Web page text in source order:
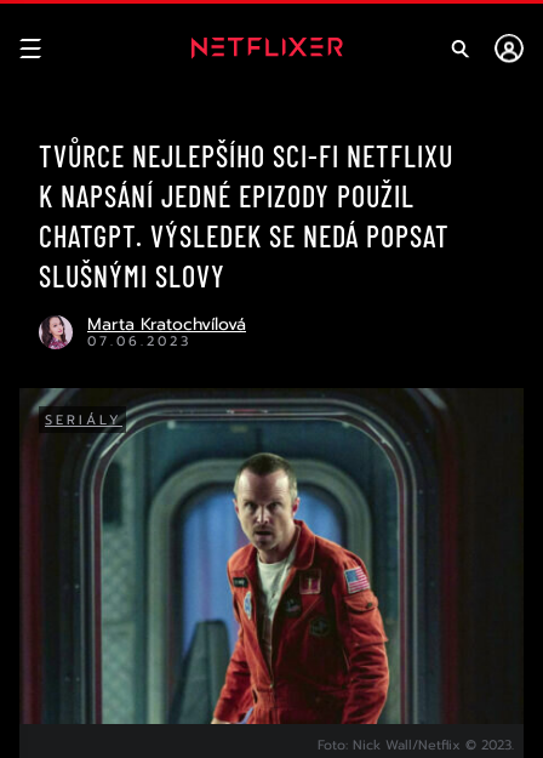
TVŮRCE NEJLEPŠÍHO SCI-FI NETFLIXU
K NAPSÁNÍ JEDNÉ EPIZODY POUŽIL
CHATGPT. VÝSLEDEK SE NEDÁ POPSAT
SLUŠNÝMI SLOVY
Marta Kratochvílová
07.06.2023
SERIÁLY
Foto: Nick Wall/Netflix © 2023.